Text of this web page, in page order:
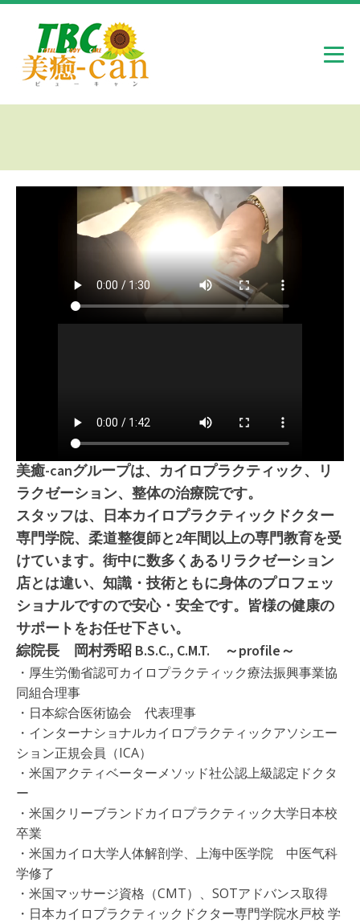
美癒-canグループは、カイロプラクティック、リ
ラクゼーション、整体の治療院です。
スタッフは、日本カイロプラクティックドクター
専門学院、柔道整復師と2年間以上の専門教育を受
けています。街中に数多くあるリラクゼーション
店とは違い、知識・技術ともに身体のプロフェッ
ショナルですので安心・安全です。皆様の健康の
サポートをお任せ下さい。
綜院長 岡村秀昭 B.S.C., C.M.T. ～profile～
・厚生労働省認可カイロプラクティック療法振興事業協
同組合理事
・日本綜合医術協会 代表理事
・インターナショナルカイロプラクティックアソシエー
ション正規会員（ICA）
・米国アクティベーターメソッド社公認上級認定ドクタ
ー
・米国クリーブランドカイロプラクティック大学日本校
卒業
・米国カイロ大学人体解剖学、上海中医学院 中医气科
学修了
・米国マッサージ資格（CMT）、SOTアドバンス取得
・日本カイロプラクティックドクター専門学院水戸校 学